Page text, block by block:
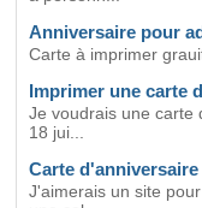
Anniversaire pour
Carte à imprimer
Imprimer une carte
Je voudrais une carte
18 jui...
Carte
J'aimerais un site